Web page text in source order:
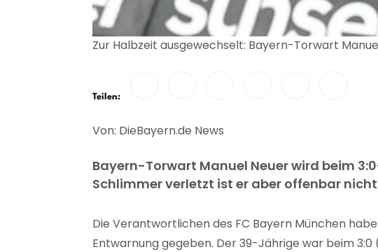
Zur Halbzeit ausgewechselt: Bayern-Torwart
Teilen:
Von: DieBayern.de News
Bayern-Torwart Manuel Neuer wird beim
Schlimmer verletzt ist er aber offenbar
Die Verantwortlichen des FC Bayern München
Entwarnung gegeben. Der 39-Jährige war beim